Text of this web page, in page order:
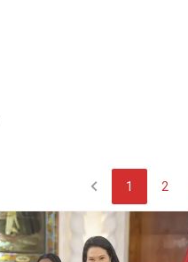
chevron_left 1 2